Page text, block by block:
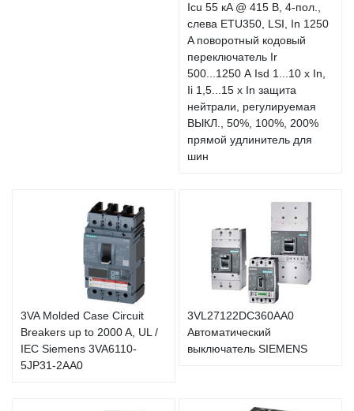
Icu 55 кA @ 415 В, 4-пол.,
слева ETU350, LSI, In 1250
A поворотный кодовый
переключатель Ir
500...1250 А Isd 1...10 x In,
Ii 1,5...15 x In защита
нейтрали, регулируемая
ВЫКЛ., 50%, 100%, 200%
прямой удлинитель для
шин
3VA Molded Case Circuit
Breakers up to 2000 A, UL /
IEC Siemens 3VA6110-
5JP31-2AA0
3VL27122DC360AA0
Автоматический
выключатель SIEMENS